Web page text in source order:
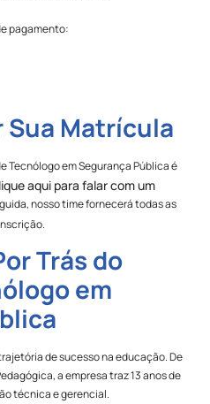
pagamento:
Sua Matrícula
Tecnólogo em Segurança Pública é
aqui para falar com um
nosso time fornecerá todas as
Trás do
em
de sucesso na educação. De
a empresa traz 13 anos de
técnica e gerencial.